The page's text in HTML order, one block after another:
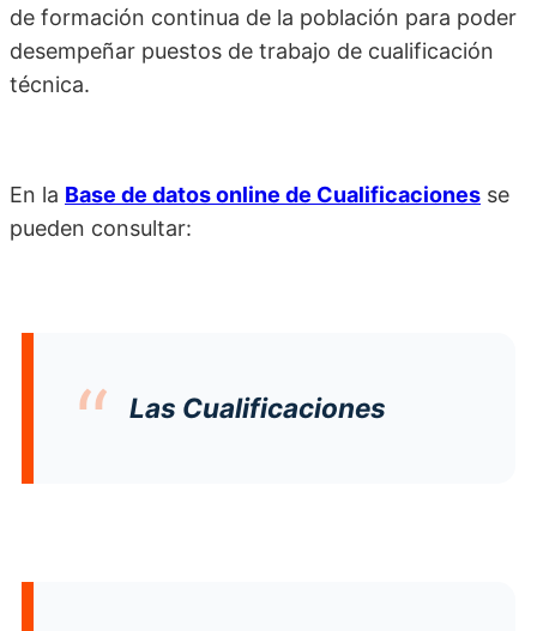
de formación continua de la población para poder
desempeñar puestos de trabajo de cualificación
técnica.
En la Base de datos online de Cualificaciones se
pueden consultar:
Las Cualificaciones